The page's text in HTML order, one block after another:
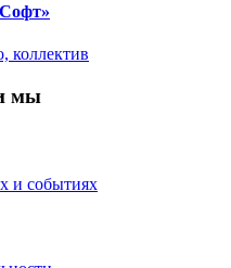
коллектив
мы
и событиях